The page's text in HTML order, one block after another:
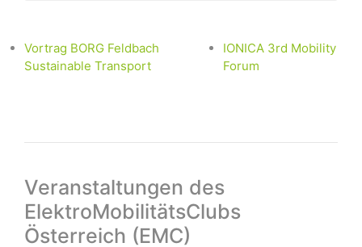
Vortrag BORG Feldbach
Sustainable Transport
IONICA 3rd Mobility
Forum
Veranstaltungen des
ElektroMobilitätsClubs
Österreich (EMC)